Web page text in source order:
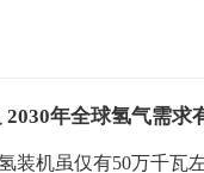
年全球氢气需求
装机虽仅有50万千